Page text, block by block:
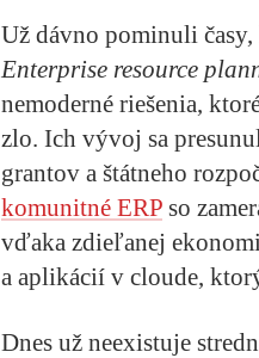
Už dávno pominuli
Enterprise resource
nemoderné riešenia,
zlo. Ich vývoj sa
grantov a štátneho
komunitné ERP so
vďaka zdieľanej
a aplikácií v cloude,
Dnes už neexistuje